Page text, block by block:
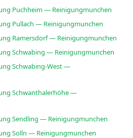
Puchheim — Reinigungmunchen
Pullach — Reinigungmunchen
Ramersdorf — Reinigungmunchen
Schwabing — Reinigungmunchen
Schwabing-West —
Schwanthalerhöhe —
Sendling — Reinigungmunchen
Solln — Reinigungmunchen